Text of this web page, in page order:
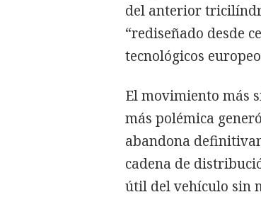
del anterior
“rediseñado desde
tecnológicos
El movimiento más
más polémica
abandona
cadena de
útil del vehículo sin